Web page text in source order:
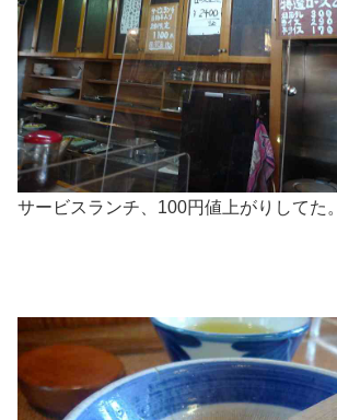
サービスランチ、100円値上がりしてた。